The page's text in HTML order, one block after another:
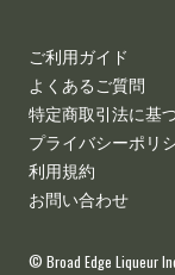
ご利用ガイド
よくあるご質問
特定商取引法に基
プライバシーポリ
利用規約
お問い合わせ
© Broad Edge Liqueur